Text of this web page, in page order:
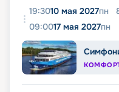
19:3010 мая 2027пн
09:0017 мая 2027пн